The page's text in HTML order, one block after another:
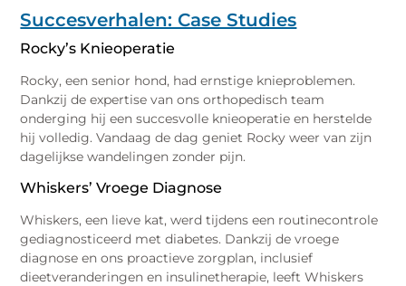
Succesverhalen: Case Studies
Rocky’s Knieoperatie
Rocky, een senior hond, had ernstige knieproblemen.
Dankzij de expertise van ons orthopedisch team
onderging hij een succesvolle knieoperatie en herstelde
hij volledig. Vandaag de dag geniet Rocky weer van zijn
dagelijkse wandelingen zonder pijn.
Whiskers’ Vroege Diagnose
Whiskers, een lieve kat, werd tijdens een routinecontrole
gediagnosticeerd met diabetes. Dankzij de vroege
diagnose en ons proactieve zorgplan, inclusief
dieetveranderingen en insulinetherapie, leeft Whiskers